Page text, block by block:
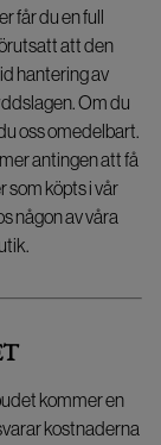
får du en full
att den
hantering av
Om du
oss omedelbart.
antingen att få
som köpts i vår
någon av våra
kommer en
kostnaderna